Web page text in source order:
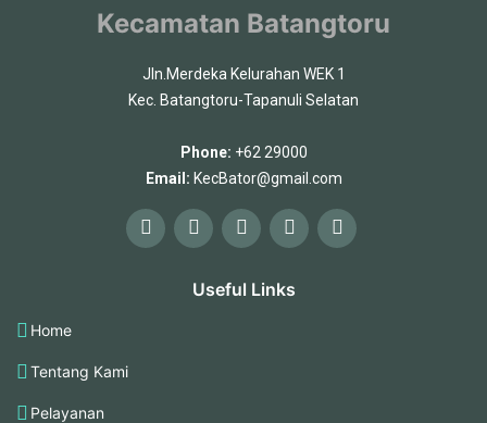
Kecamatan Batangtoru
Jln.Merdeka Kelurahan WEK 1
Kec. Batangtoru-Tapanuli Selatan
Phone: +62 29000
Email: KecBator@gmail.com
Useful Links
Home
Tentang Kami
Pelayanan